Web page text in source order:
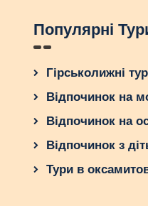
Популярні
Гірськолижні
Відпочинок на
Відпочинок на
Відпочинок з
Тури в